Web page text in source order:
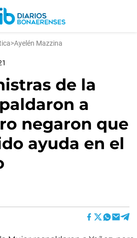
>Ayelén Mazzina
de la
a
negaron que
ayuda en el